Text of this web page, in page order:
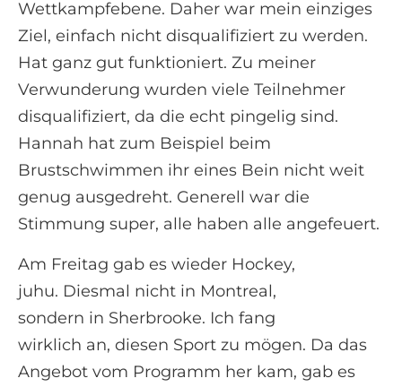
Wettkampfebene. Daher war mein einziges
Ziel, einfach nicht disqualifiziert zu werden.
Hat ganz gut funktioniert. Zu meiner
Verwunderung wurden viele Teilnehmer
disqualifiziert, da die echt pingelig sind.
Hannah hat zum Beispiel beim
Brustschwimmen ihr eines Bein nicht weit
genug ausgedreht. Generell war die
Stimmung super, alle haben alle angefeuert.
Am Freitag gab es wieder Hockey,
juhu. Diesmal nicht in Montreal,
sondern in Sherbrooke. Ich fang
wirklich an, diesen Sport zu mögen. Da das
Angebot vom Programm her kam, gab es